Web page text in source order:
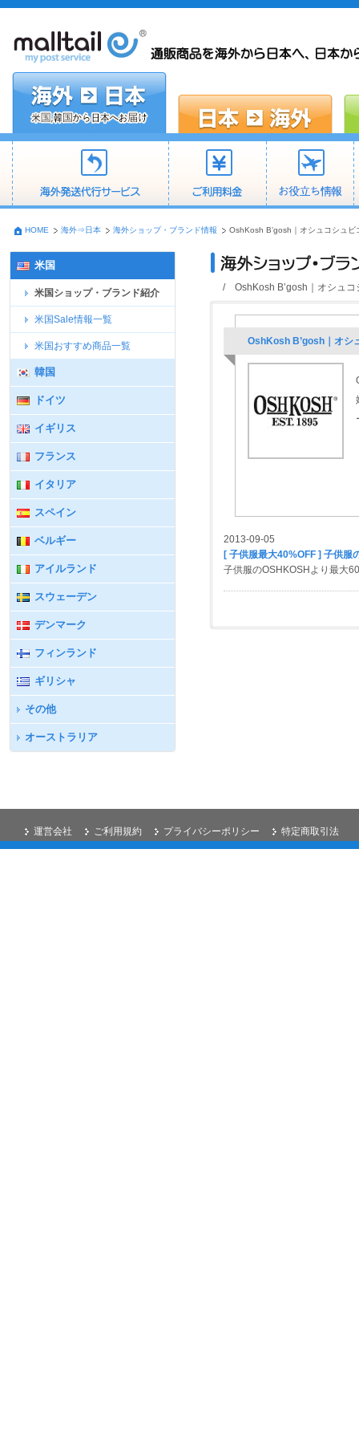
HOME 海外⇒日本 海外ショップ・ブランド情報 OshKosh B’gosh｜オシュコシュ
米国
米国ショップ・ブランド紹介
米国Sale情報一覧
米国おすすめ商品一覧
韓国
ドイツ
イギリス
フランス
イタリア
スペイン
ベルギー
アイルランド
スウェーデン
デンマーク
フィンランド
ギリシャ
その他
オーストラリア
/ OshKosh B’gosh｜オシュコ
OshKosh B’gosh｜オシ
2013-09-05
[ 子供服最大40%OFF ] 子供服
子供服のOSHKOSHより最大
特定商取引法
プライバシーポリシー
ご利用規約
運営会社